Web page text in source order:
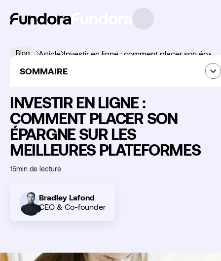
Blog Article Investir en ligne : comment placer son
INVESTIR EN LIGNE :
COMMENT PLACER SON
ÉPARGNE SUR LES
MEILLEURES PLATEFORMES
15min de lecture
Bradley Lafond
CEO & Co-founder
SOMMAIRE
Découvrir
Fundora